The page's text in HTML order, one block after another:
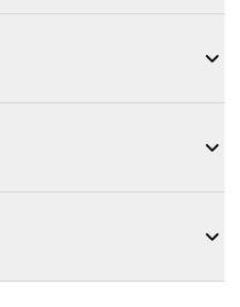


